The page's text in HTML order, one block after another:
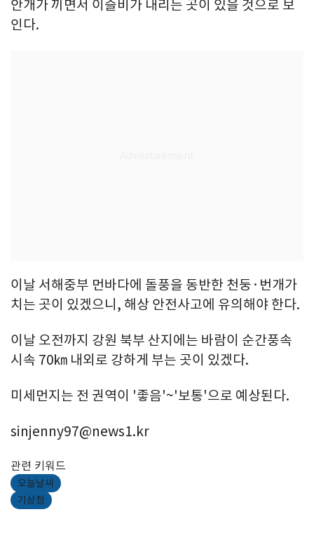
안개가 끼면서 이슬비가 내리는 곳이 있을 것으로 보
인다.
이날 서해중부 먼바다에 돌풍을 동반한 천둥·번개가
치는 곳이 있겠으니, 해상 안전사고에 유의해야 한다.
이날 오전까지 강원 북부 산지에는 바람이 순간풍속
시속 70㎞ 내외로 강하게 부는 곳이 있겠다.
미세먼지는 전 권역이 '좋음'~'보통'으로 예상된다.
sinjenny97@news1.kr
관련 키워드
오늘날씨
기상청